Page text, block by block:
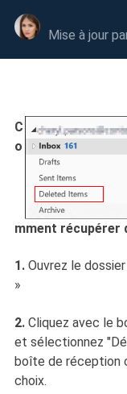
Mise à jour
C
o
mment récupérer
1. Ouvrez le
»
2. Cliquez avec le
et sélectionnez
boîte de réception
choix.